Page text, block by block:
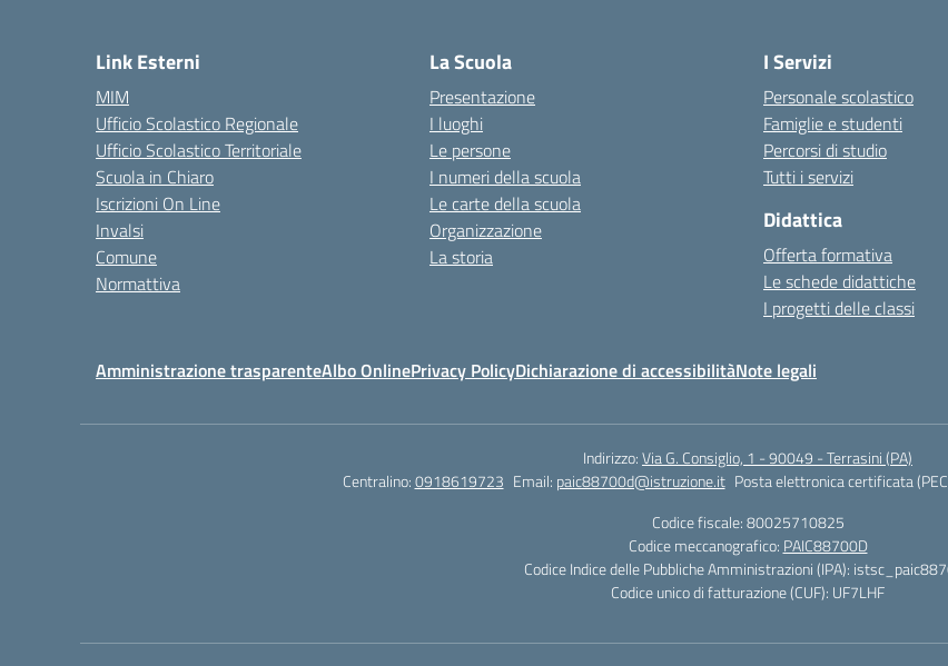
Link Esterni
MIM
Ufficio Scolastico Regionale
Ufficio Scolastico Territoriale
Scuola in Chiaro
Iscrizioni On Line
Invalsi
Comune
Normattiva
La Scuola
Presentazione
I luoghi
Le persone
I numeri della scuola
Le carte della scuola
Organizzazione
La storia
I Servizi
Personale scolastico
Famiglie e studenti
Percorsi di studio
Tutti i servizi
Didattica
Offerta formativa
Le schede didattiche
I progetti delle classi
Amministrazione trasparenteAlbo OnlinePrivacy PolicyDichiarazione di accessibilitàNote legali
Indirizzo:Via G. Consiglio, 1 - 90049 - Terrasini (PA)
Centralino:0918619723 Email: paic88700d@istruzione.it Posta elettronica certificata
Codice fiscale: 80025710825
Codice meccanografico: PAIC88700D
Codice Indice delle Pubbliche Amministrazioni (IPA):
Codice unico di fatturazione (CUF): UF7LHF